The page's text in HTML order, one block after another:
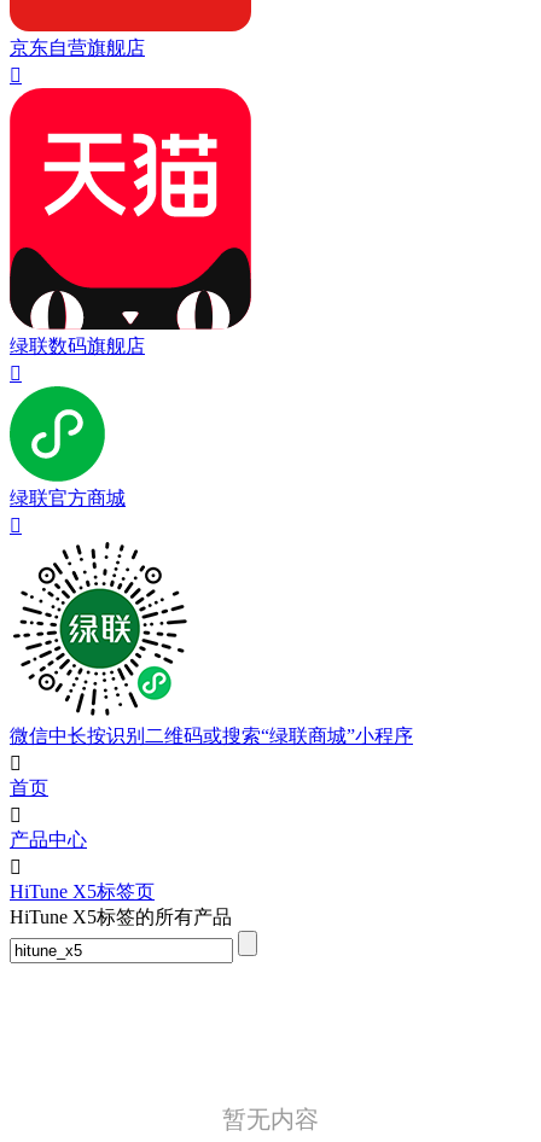
京东自营旗舰店

绿联数码旗舰店

绿联官方商城

微信中长按识别二维码或搜索“绿联商城”小程序

首页

产品中心

HiTune X5标签页
HiTune X5标签的所有产品
暂无内容